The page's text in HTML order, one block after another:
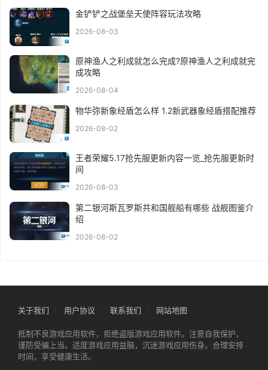
金铲铲之战堡垒天使阵容玩法攻略
2026-08-03
原神渔人之利成就怎么完成?原神渔人之利成就完
成攻略
2026-08-04
物华弥新象经盾怎么样 1.2新武器象经盾搭配推荐
2026-08-02
王者荣耀5.17抢先服更新内容一览_抢先服更新时
间
2026-08-03
第二银河斯瓦罗斯共和国舰船有哪些 战舰图鉴介
绍
2026-08-02
关于我们 用户协议 联系我们 网站地图
抵制不良游戏应用软件，拒绝盗版游戏应用软件。注意自我保护，
谨防受骗上当。适度游戏应用益脑，沉迷游戏应用伤身。合理安排
时间，享受健康生活。